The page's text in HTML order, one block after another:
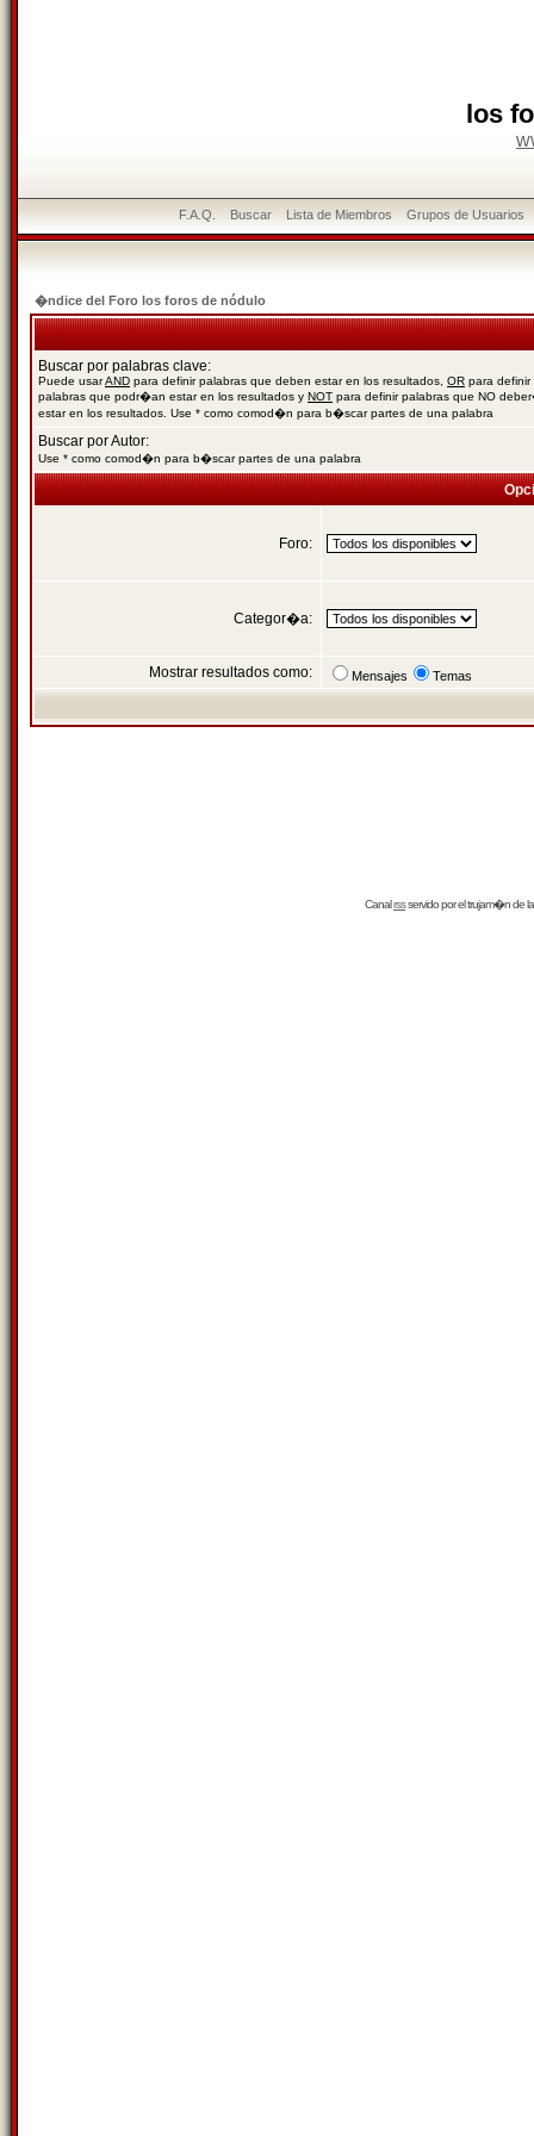
los
F.A.Q. Buscar Lista de Miembros Grupos de Usuarios
�ndice del Foro los foros de nódulo
Buscar por palabras clave:
Puede usarAND para definir palabras que deben estar en los resultados, OR para definir
palabras que podr�an estar en los resultados y NOT para definir palabras que NO
estar en los resultados. Use * como comod�n para b�scar partes de una palabra
Buscar por Autor:
Use * como comod�n para b�scar partes de una palabra
Foro:
Categor�a:
Mostrar resultados como: Mensajes Temas
Canalrssservido por eltrujam�nde